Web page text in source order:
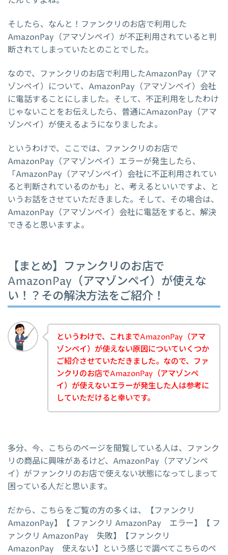
そしたら、なんと！ファンクリのお店で利用した
AmazonPay（アマゾンペイ）が不正利用されていると判
断されてしまっていたとのことでした。
なので、ファンクリのお店で利用したAmazonPay（アマ
ゾンペイ）について、AmazonPay（アマゾンペイ）会社
に電話することにしました。そして、不正利用をしたわけ
じゃないことをお伝えしたら、普通にAmazonPay（アマ
ゾンペイ）が使えるようになりましたよ。
というわけで、ここでは、ファンクリのお店で
AmazonPay（アマゾンペイ）エラーが発生したら、
「AmazonPay（アマゾンペイ）会社に不正利用されてい
ると判断されているのかも」と、考えるといいですよ、と
いうお話をさせていただきました。そして、その場合は、
AmazonPay（アマゾンペイ）会社に電話をすると、解決
できると思いますよ。
【まとめ】ファンクリのお店で
AmazonPay（アマゾンペイ）が使えな
い！？その解決方法をご紹介！
というわけで、これまでAmazonPay（アマ
ゾンペイ）が使えない原因についていくつか
ご紹介させていただきました。なので、ファ
ンクリのお店でAmazonPay（アマゾンペ
イ）が使えないエラーが発生した人は参考に
していただけると幸いです。
多分、今、こちらのページを閲覧している人は、ファンク
リの商品に興味があるけど、AmazonPay（アマゾンペ
イ）がファンクリのお店で使えない状態になってしまって
困っている人だと思います。
だから、こちらをご覧の方の多くは、【ファンクリ
AmazonPay】【 ファンクリ AmazonPay エラー】【 フ
ァンクリ AmazonPay 失敗】【ファンクリ
AmazonPay 使えない】という感じで調べてこちらのペ